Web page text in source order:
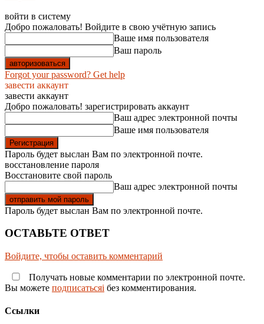
войти в систему
Добро пожаловать! Войдите в свою учётную запись
Ваше имя пользователя
Ваш пароль
Forgot your password? Get help
завести аккаунт
завести аккаунт
Добро пожаловать! зарегистрировать аккаунт
Ваш адрес электронной почты
Ваше имя пользователя
Пароль будет выслан Вам по электронной почте.
восстановление пароля
Восстановите свой пароль
Ваш адрес электронной почты
Пароль будет выслан Вам по электронной почте.
ОСТАВЬТЕ ОТВЕТ
Войдите, чтобы оставить комментарий
Получать новые комментарии по электронной почте.
Вы можете подписатьсяi без комментирования.
Ссылки